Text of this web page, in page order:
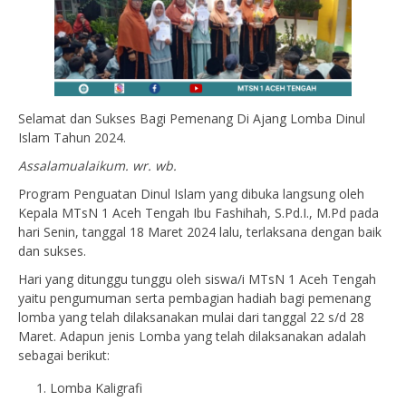
Selamat dan Sukses Bagi Pemenang Di Ajang Lomba Dinul
Islam Tahun 2024.
Assalamualaikum. wr. wb.
Program Penguatan Dinul Islam yang dibuka langsung oleh
Kepala MTsN 1 Aceh Tengah Ibu Fashihah, S.Pd.I., M.Pd pada
hari Senin, tanggal 18 Maret 2024 lalu, terlaksana dengan baik
dan sukses.
Hari yang ditunggu tunggu oleh siswa/i MTsN 1 Aceh Tengah
yaitu pengumuman serta pembagian hadiah bagi pemenang
lomba yang telah dilaksanakan mulai dari tanggal 22 s/d 28
Maret. Adapun jenis Lomba yang telah dilaksanakan adalah
sebagai berikut:
Lomba Kaligrafi